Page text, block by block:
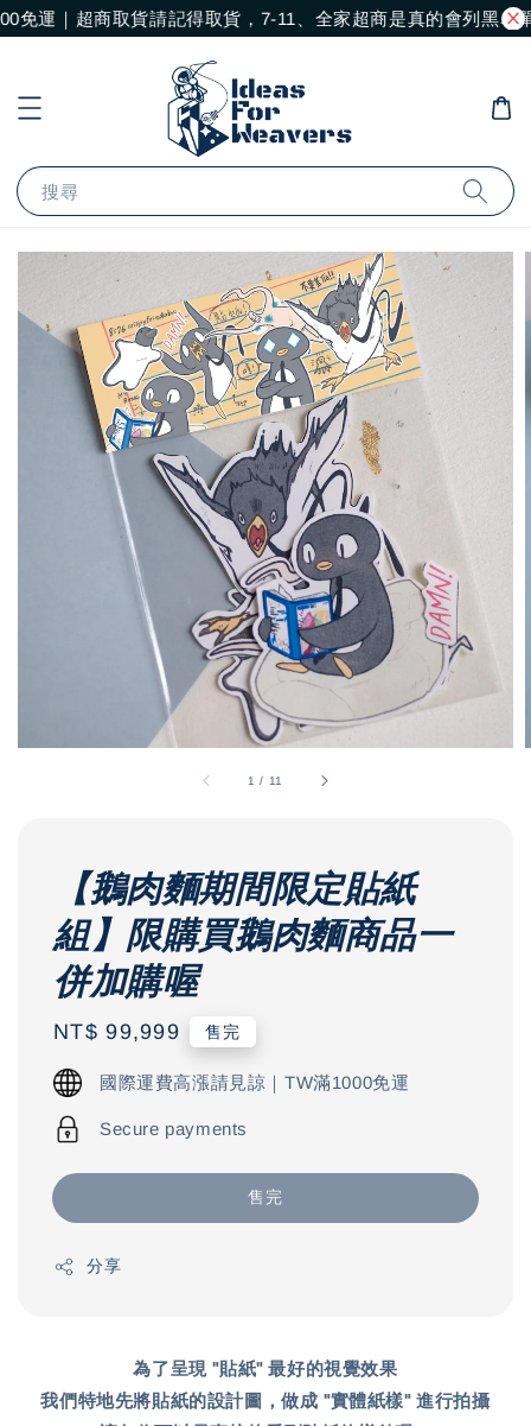
運｜超商取貨請記得取貨，7-11、全家超商是真的會列黑名單
搜尋
1 / 11
【鵝肉麵期間限定貼紙
組】限購買鵝肉麵商品一
併加購喔
Regular
price
NT$ 99,999 售完
國際運費高漲請見諒｜TW滿1000免運
Secure payments
售完
分享
為了呈現 "貼紙" 最好的視覺效果
我們特地先將貼紙的設計圖，做成 "實體紙樣" 進行拍攝